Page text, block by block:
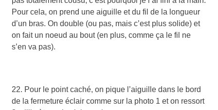
Pour cela, on prend une aiguille et du fil de la longueur
d’un bras. On double (ou pas, mais c’est plus solide) et
on fait un noeud au bout (en plus, comme ça le fil ne
s’en va pas).
22. Pour le point caché, on pique l’aiguille dans le bord
de la fermeture éclair comme sur la photo 1 et on ressort